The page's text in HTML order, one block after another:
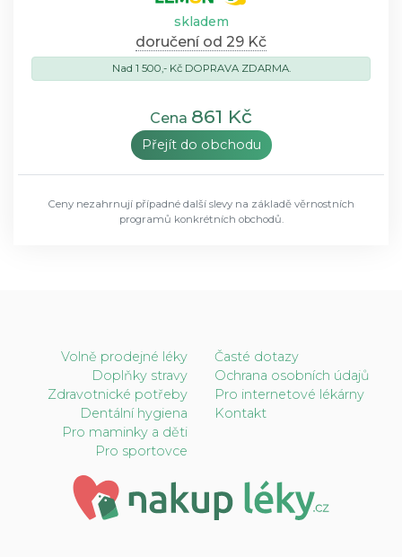
skladem
doručení od 29 Kč
Nad 1 500,- Kč DOPRAVA ZDARMA.
Cena 861 Kč
Přejít do obchodu
Ceny nezahrnují případné další slevy na základě věrnostních
programů konkrétních obchodů.
Volně prodejné léky
Doplňky stravy
Zdravotnické potřeby
Dentální hygiena
Pro maminky a děti
Pro sportovce
Časté dotazy
Ochrana osobních údajů
Pro internetové lékárny
Kontakt